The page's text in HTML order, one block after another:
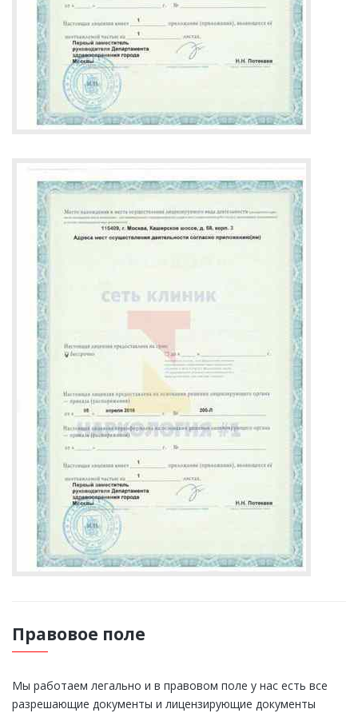
Правовое поле
Мы работаем легально и в правовом поле у нас есть все
разрешающие документы и лицензирующие документы